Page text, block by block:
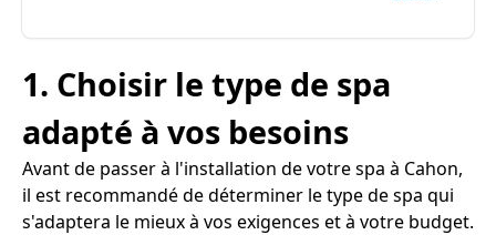
1. Choisir le type de spa
adapté à vos besoins
Avant de passer à l'installation de votre spa à Cahon,
il est recommandé de déterminer le type de spa qui
s'adaptera le mieux à vos exigences et à votre budget.